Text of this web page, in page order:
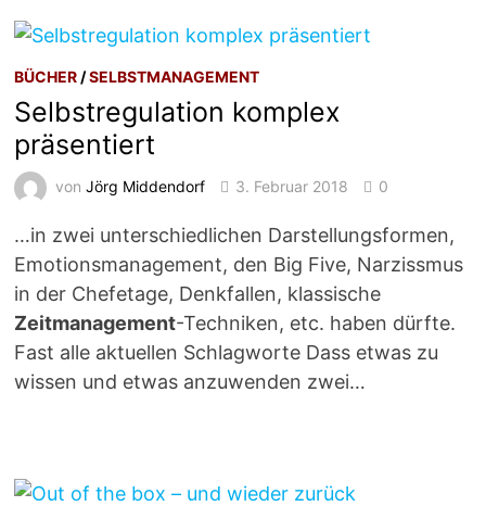
BÜCHER /SELBSTMANAGEMENT
Selbstregulation komplex
präsentiert
vonJörg Middendorf 3. Februar 2018 0
…in zwei unterschiedlichen Darstellungsformen,
Emotionsmanagement, den Big Five, Narzissmus
in der Chefetage, Denkfallen, klassische
Zeitmanagement-Techniken, etc. haben dürfte.
Fast alle aktuellen Schlagworte Dass etwas zu
wissen und etwas anzuwenden zwei…